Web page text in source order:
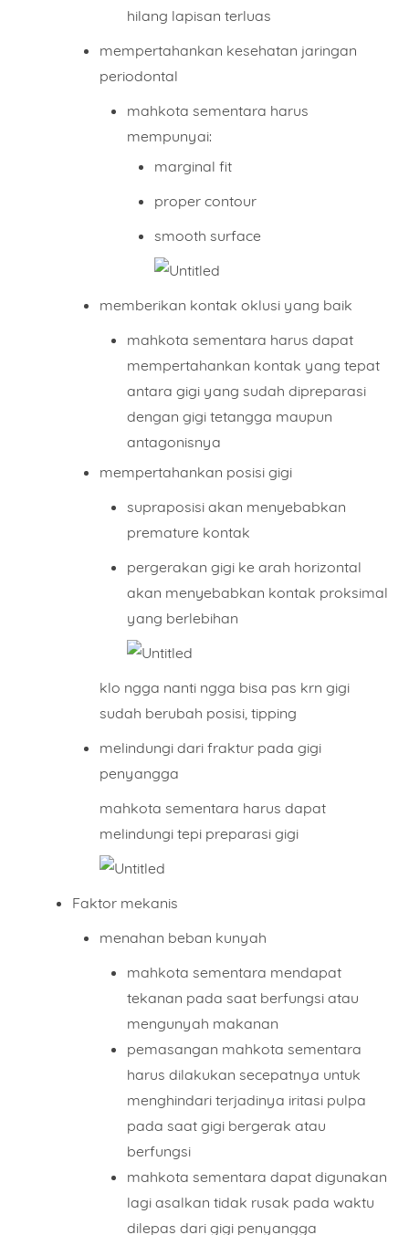
hilang lapisan terluas
mempertahankan kesehatan jaringan
periodontal
mahkota sementara harus
mempunyai:
marginal fit
proper contour
smooth surface
memberikan kontak oklusi yang baik
mahkota sementara harus dapat
mempertahankan kontak yang tepat
antara gigi yang sudah dipreparasi
dengan gigi tetangga maupun
antagonisnya
mempertahankan posisi gigi
supraposisi akan menyebabkan
premature kontak
pergerakan gigi ke arah horizontal
akan menyebabkan kontak proksimal
yang berlebihan
klo ngga nanti ngga bisa pas krn gigi
sudah berubah posisi, tipping
melindungi dari fraktur pada gigi
penyangga
mahkota sementara harus dapat
melindungi tepi preparasi gigi
Faktor mekanis
menahan beban kunyah
mahkota sementara mendapat
tekanan pada saat berfungsi atau
mengunyah makanan
pemasangan mahkota sementara
harus dilakukan secepatnya untuk
menghindari terjadinya iritasi pulpa
pada saat gigi bergerak atau
berfungsi
mahkota sementara dapat digunakan
lagi asalkan tidak rusak pada waktu
dilepas dari gigi penyangga